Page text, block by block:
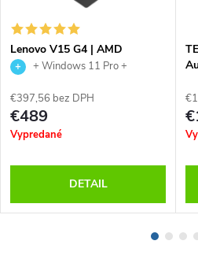
Lenovo V15 G4 | AMD
Ryzen™ 3 7320U | 16 GB
Windows 11 | Office 2021 |
Záruka 24M
+ Windows 11 Pro +
€397,56 bez DPH
€489
Vypredané
DETAIL